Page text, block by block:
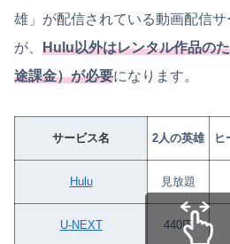
雄」が配信されている動画配信
が、 Hulu以外はレンタル作品の
途課金）が必要になります。
サービス名 2人の英雄 ヒ
Hulu 見放題
U-NEXT 440円